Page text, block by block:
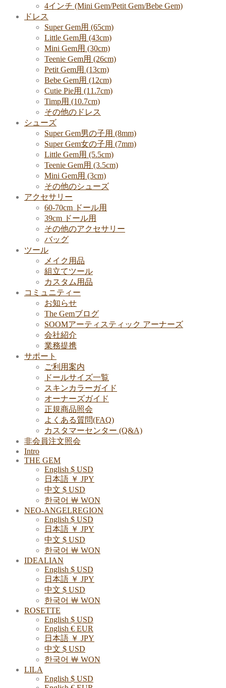
4インチ (Mini Gem/Petit Gem/Bebe Gem)
ドレス
Super Gem用 (65cm)
Little Gem用 (43cm)
Mini Gem用 (30cm)
Teenie Gem用 (26cm)
Petit Gem用 (13cm)
Bebe Gem用 (12cm)
Cutie Pie用 (11.7cm)
Timp用 (10.7cm)
その他のドレス
シューズ
Super Gem男の子用 (8mm)
Super Gem女の子用 (7mm)
Little Gem用 (5.5cm)
Teenie Gem用 (3.5cm)
Mini Gem用 (3cm)
その他のシューズ
アクセサリー
60-70cm ドール用
39cm ドール用
その他のアクセサリー
バッグ
ツール
メイク用品
組立てツール
カスタム用品
コミュニティー
お知らせ
The Gemブログ
SOOMアーティスティック アーナーズ
会社紹介
業務提携
サポート
ご利用案内
ドールサイズ一覧
スキンカラーガイド
オーナーズガイド
正規商品照会
よくある質問(FAQ)
カスタマーセンター (Q&A)
非会員注文照会
Intro
THE GEM
English $ USD
日本語 ￥ JPY
中文 $ USD
한국어 ￦ WON
NEO-ANGELREGION
English $ USD
日本語 ￥ JPY
中文 $ USD
한국어 ￦ WON
IDEALIAN
English $ USD
日本語 ￥ JPY
中文 $ USD
한국어 ￦ WON
ROSETTE
English $ USD
English € EUR
日本語 ￥ JPY
中文 $ USD
한국어 ￦ WON
LILA
English $ USD